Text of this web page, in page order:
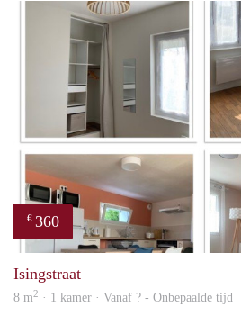
€ 360
Isingstraat
8 m2 · 1 kamer · Vanaf ? - Onbepaalde tijd